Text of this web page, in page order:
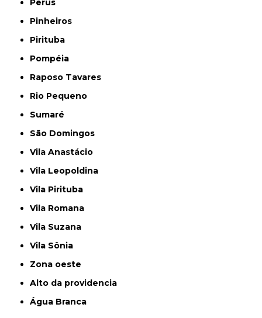
Perus
Pinheiros
Pirituba
Pompéia
Raposo Tavares
Rio Pequeno
Sumaré
São Domingos
Vila Anastácio
Vila Leopoldina
Vila Pirituba
Vila Romana
Vila Suzana
Vila Sônia
Zona oeste
alto da providencia
Água Branca